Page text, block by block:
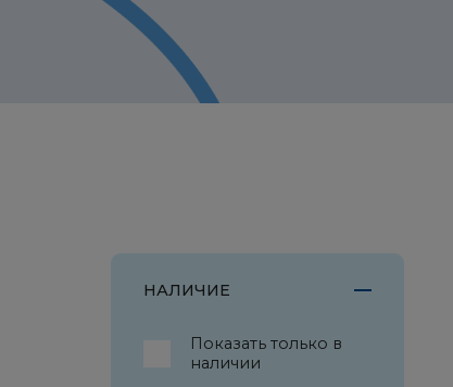
НАЛИЧИЕ
Показать только в
наличии